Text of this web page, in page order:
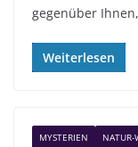
gegenüber
Weiterlesen
MYSTERIEN NATUR-